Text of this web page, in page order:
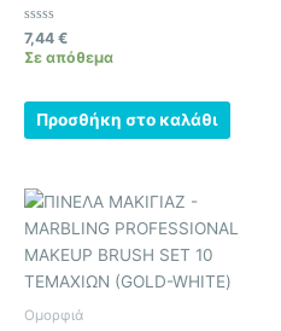
Βαθμολογήθηκε
με
0
7,44 €
Σε απόθεμα
Προσθήκη στο καλάθι
Ομορφιά